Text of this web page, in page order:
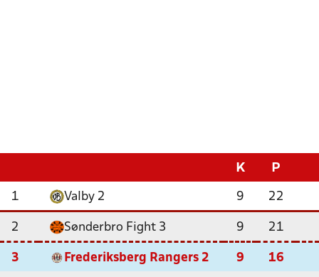
K P
1 Valby 2 9 22
2 Sønderbro Fight 3 9 21
3 Frederiksberg Rangers 2 9 16